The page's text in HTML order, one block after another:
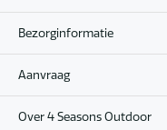
Bezorginformatie
Aanvraag
Over 4 Seasons Outdoor